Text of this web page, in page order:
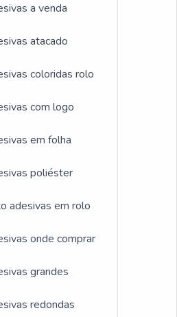
a venda
atacado
coloridas rolo
com logo
em folha
poliéster
adesivas em rolo
onde comprar
grandes
redondas